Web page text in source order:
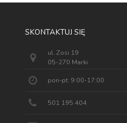
SKONTAKTUJ SIĘ
ul. Zosi 19
05-270 Marki
pon-pt: 9:00-17:00
501 195 404